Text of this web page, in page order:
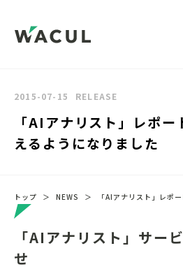
2015-07-15 RELEASE
「AIアナリスト」レポ
えるようになりました
トップ ＞ NEWS ＞ 「AIアナリスト」レポ
「AIアナリスト」サー
せ